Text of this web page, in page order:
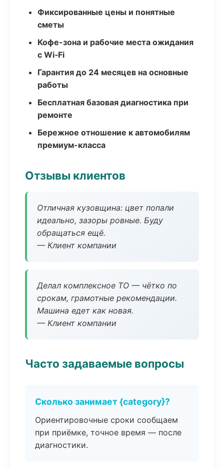
Фиксированные цены и понятные
сметы
Кофе-зона и рабочие места ожидания
с Wi‑Fi
Гарантия до 24 месяцев на основные
работы
Бесплатная базовая диагностика при
ремонте
Бережное отношение к автомобилям
премиум-класса
Отзывы клиентов
Отличная кузовщина: цвет попали
идеально, зазоры ровные. Буду
обращаться ещё.
— Клиент компании
Делал комплексное ТО — чётко по
срокам, грамотные рекомендации.
Машина едет как новая.
— Клиент компании
Часто задаваемые вопросы
Сколько занимает {category}?
Ориентировочные сроки сообщаем
при приёмке, точное время — после
диагностики.